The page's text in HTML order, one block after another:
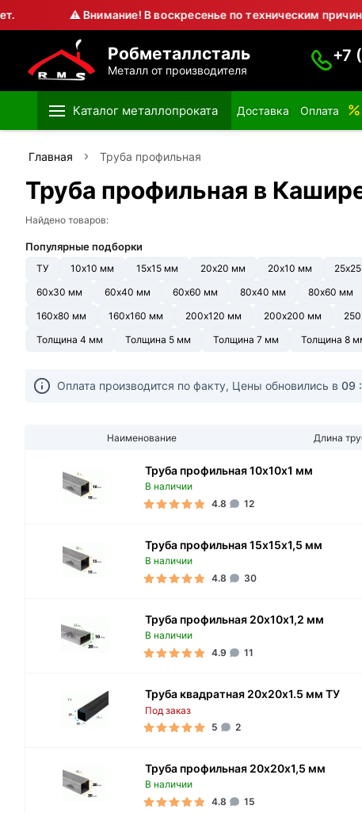
⚠ Внимание! В воскресенье по техническим причинам
Робметаллсталь
Металл от производителя
+7
Каталог металлопроката Доставка Оплата
Главная Труба профильная
Труба профильная в
Найдено товаров:
Популярные подборки
ТУ 10х10 мм 15х15 мм 20х20 мм 20х10 мм
60х30 мм
60х40 мм 60х60 мм 80х40 мм 80х60 мм
160х80 мм
160х160 мм 200х120 мм 200х200 мм
Толщина 4 мм
Толщина 5 мм Толщина 7 мм Толщина 8
Оплата производится по факту, Цены обновились в 09
Наименование Длина
Труба профильная 10х10х1 мм
В наличии
4.8
12
Труба профильная 15х15х1,5 мм
В наличии
4.8
30
Труба профильная 20х10х1,2 мм
В наличии
4.9
11
Труба квадратная 20х20х1.5 мм ТУ
Под заказ
5
2
Труба профильная 20х20х1,5 мм
В наличии
4.8
15